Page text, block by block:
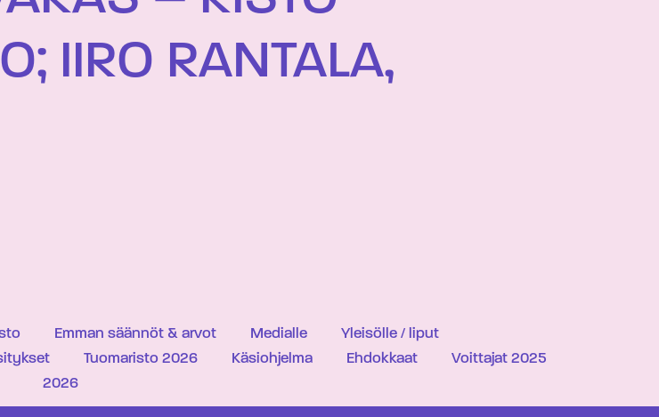
IIRO RANTALA,
Emman säännöt & arvot Medialle
Yleisölle / liput
Tuomaristo 2026 Käsiohjelma Ehdokkaat
Voittajat 2025
2026